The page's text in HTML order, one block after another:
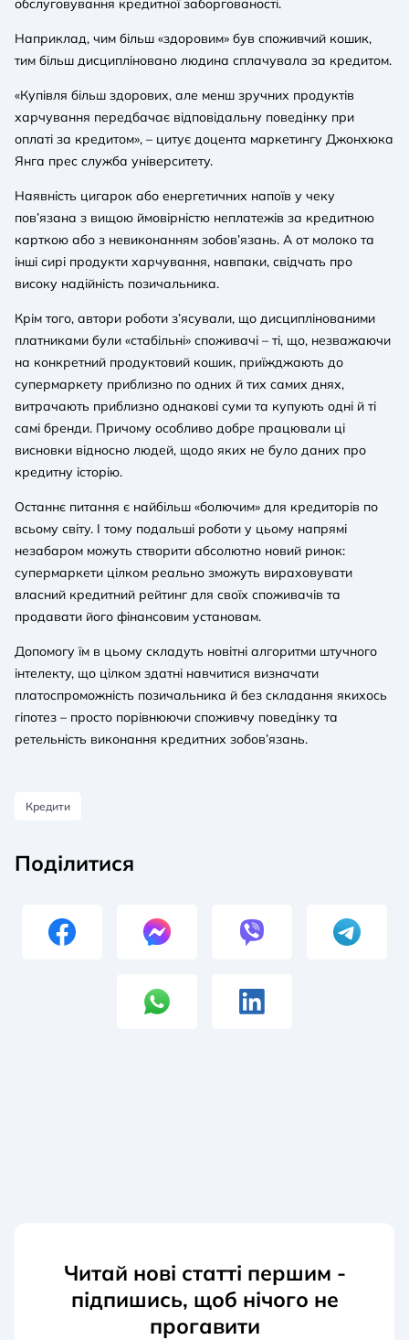
Наприклад, чим більш «здоровим» був споживчий кошик,
тим більш дисципліновано людина сплачувала за кредитом.
«Купівля більш здорових, але менш зручних продуктів
харчування передбачає відповідальну поведінку при
оплаті за кредитом», – цитує доцента маркетингу Джонхюка
Янга прес служба університету.
Наявність цигарок або енергетичних напоїв у чеку
пов’язана з вищою ймовірністю неплатежів за кредитною
карткою або з невиконанням зобов’язань. А от молоко та
інші сирі продукти харчування, навпаки, свідчать про
високу надійність позичальника.
Крім того, автори роботи з’ясували, що дисциплінованими
платниками були «стабільні» споживачі – ті, що, незважаючи
на конкретний продуктовий кошик, приїжджають до
супермаркету приблизно по одних й тих самих днях,
витрачають приблизно однакові суми та купують одні й ті
самі бренди. Причому особливо добре працювали ці
висновки відносно людей, щодо яких не було даних про
кредитну історію.
Останнє питання є найбільш «болючим» для кредиторів по
всьому світу. І тому подальші роботи у цьому напрямі
незабаром можуть створити абсолютно новий ринок:
супермаркети цілком реально зможуть вираховувати
власний кредитний рейтинг для своїх споживачів та
продавати його фінансовим установам.
Допомогу їм в цьому складуть новітні алгоритми штучного
інтелекту, що цілком здатні навчитися визначати
платоспроможність позичальника й без складання якихось
гіпотез – просто порівнюючи споживчу поведінку та
ретельність виконання кредитних зобов’язань.
Кредити
Поділитися
Читай нові статті першим -
підпишись, щоб нічого не
прогавити